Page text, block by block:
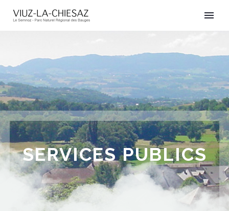
SERVICES PUBLICS